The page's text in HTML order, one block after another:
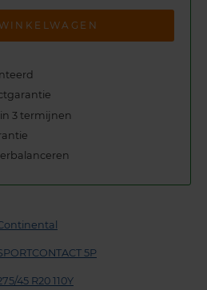
3 termijnen
5P
45 R20 110Y